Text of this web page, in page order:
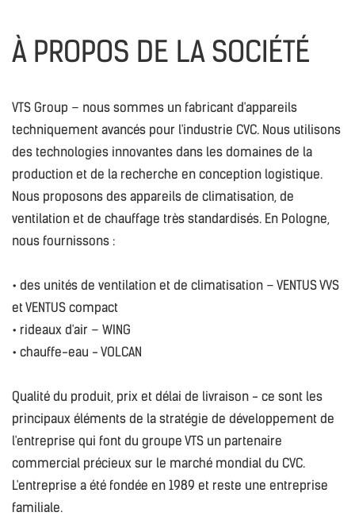
À PROPOS DE LA SOCIÉTÉ
VTS Group – nous sommes un fabricant d'appareils
techniquement avancés pour l'industrie CVC. Nous utilisons
des technologies innovantes dans les domaines de la
production et de la recherche en conception logistique.
Nous proposons des appareils de climatisation, de
ventilation et de chauffage très standardisés. En Pologne,
nous fournissons :
• des unités de ventilation et de climatisation – VENTUS VVS
et VENTUS compact
• rideaux d'air – WING
• chauffe-eau - VOLCAN
Qualité du produit, prix et délai de livraison - ce sont les
principaux éléments de la stratégie de développement de
l'entreprise qui font du groupe VTS un partenaire
commercial précieux sur le marché mondial du CVC.
L'entreprise a été fondée en 1989 et reste une entreprise
familiale.